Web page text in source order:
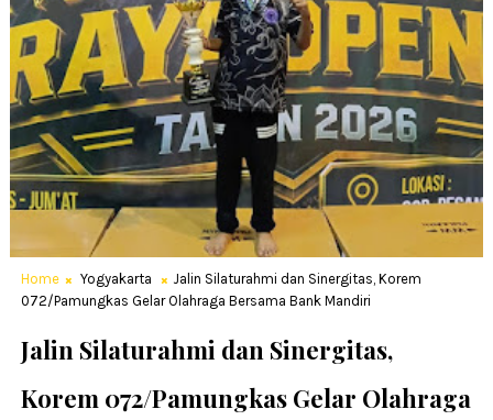
Home Yogyakarta
Jalin Silaturahmi dan Sinergitas, Korem
072/Pamungkas Gelar Olahraga Bersama Bank Mandiri
Jalin Silaturahmi dan Sinergitas,
Korem 072/Pamungkas Gelar Olahraga